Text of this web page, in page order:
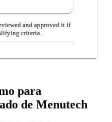
and approved it if
criteria.
para
de Menutech